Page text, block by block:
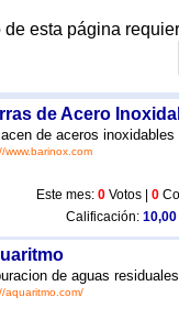
de esta página
de Acero
de aceros
www.barinox.com
Este mes: 0 Votos | 0
Calificación: 10,00
de aguas residuales
aquaritmo.com/